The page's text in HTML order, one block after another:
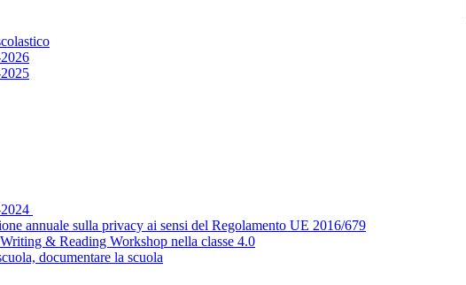
annuale sulla privacy ai sensi del Regolamento UE 2016/679
& Reading Workshop nella classe 4.0
documentare la scuola